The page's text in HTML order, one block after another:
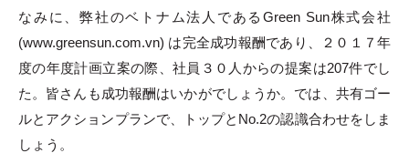
なみに、弊社のベトナム法人であるGreen Sun株式会社
(www.greensun.com.vn) は完全成功報酬であり、２０１７年
度の年度計画立案の際、社員３０人からの提案は207件でし
た。皆さんも成功報酬はいかがでしょうか。では、共有ゴー
ルとアクションプランで、トップとNo.2の認識合わせをしま
しょう。